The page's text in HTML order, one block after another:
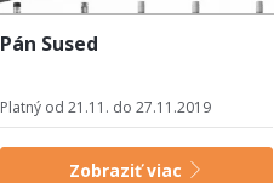
Pán Sused
Platný od 21.11. do 27.11.2019
Zobraziť viac